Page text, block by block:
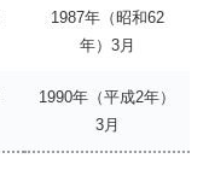
1987年（昭和62
年）3月
1990年（平成2年）
3月